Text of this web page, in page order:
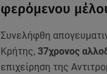
φερόμενου
Συνελήφθη
Κρήτης,37χρονος
επιχείρηση της